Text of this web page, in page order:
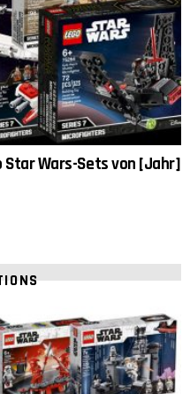
Star Wars-Sets von [Jahr]